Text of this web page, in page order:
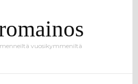
vuosikymmeniltä